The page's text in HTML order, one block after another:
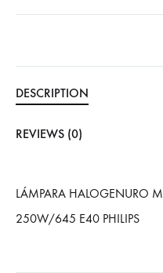
DESCRIPTION
REVIEWS (0)
LÁMPARA HALOGENURO
250W/645 E40 PHILIPS